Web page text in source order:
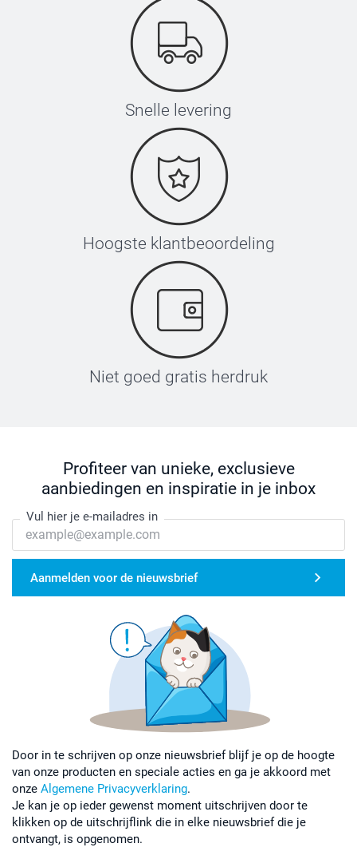
Snelle levering
Hoogste klantbeoordeling
Niet goed gratis herdruk
Profiteer van unieke, exclusieve
aanbiedingen en inspiratie in je inbox
Vul hier je e-mailadres in
Aanmelden voor de nieuwsbrief
Door in te schrijven op onze nieuwsbrief blijf je op de hoogte
van onze producten en speciale acties en ga je akkoord met
onze Algemene Privacyverklaring.
Je kan je op ieder gewenst moment uitschrijven door te
klikken op de uitschrijflink die in elke nieuwsbrief die je
ontvangt, is opgenomen.